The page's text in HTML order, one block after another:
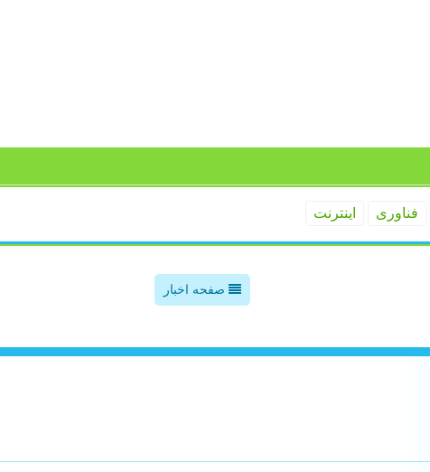
فناوری اینترنت
صفحه اخبار